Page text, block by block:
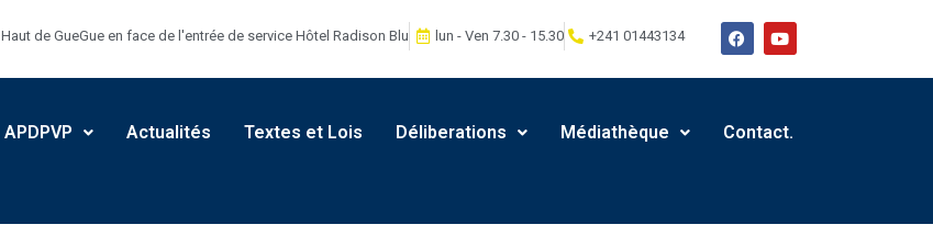
Haut de GueGue en face de l'entrée de service Hôtel Radison Blu lun - Ven 7.30 - 15.30 +241 01443134
APDPVP Actualités Textes et Lois Déliberations Médiathèque Contact.